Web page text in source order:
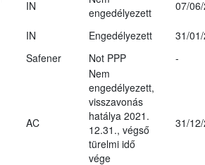
IN
engedélyezett
07/
IN Engedélyezett
31/
Safener Not PPP -
AC
Nem
engedélyezett,
visszavonás
hatálya 2021.
12.31., végső
türelmi idő
vége
31/